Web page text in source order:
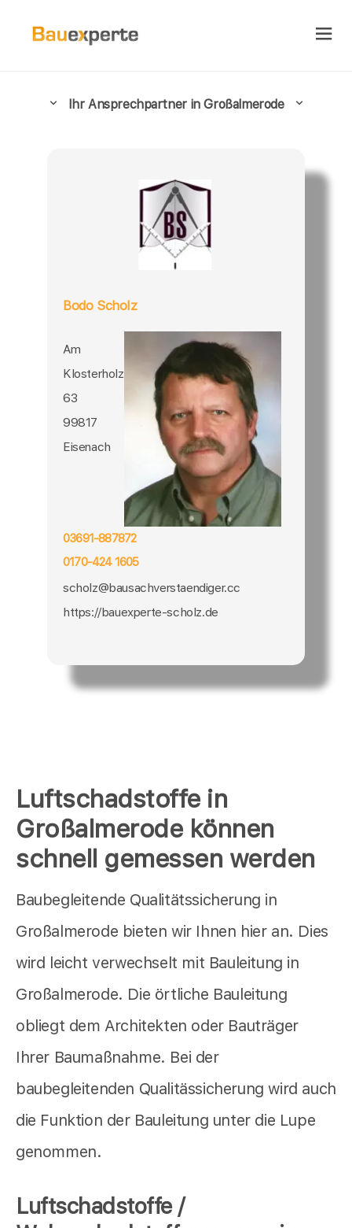
Luftschadstoffe in
Großalmerode können
schnell gemessen werden
Baubegleitende Qualitätssicherung in
Großalmerode bieten wir Ihnen hier an. Dies
wird leicht verwechselt mit Bauleitung in
Großalmerode. Die örtliche Bauleitung
obliegt dem Architekten oder Bauträger
Ihrer Baumaßnahme. Bei der
baubegleitenden Qualitässicherung wird auch
die Funktion der Bauleitung unter die Lupe
genommen.
Luftschadstoffe /
Ihr Ansprechpartner in Großalmerode
Bodo Scholz
Am
Klosterholz
63
99817
Eisenach
03691-887872
0170-424 1605
scholz@bausachverstaendiger.cc
https://bauexperte-scholz.de